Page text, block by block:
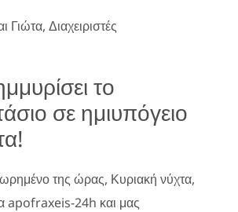
Γιώτα, Διαχειριστές
το
σε ημιυπόγειο
της ώρας, Κυριακή νύχτα,
apofraxeis-24h και μας